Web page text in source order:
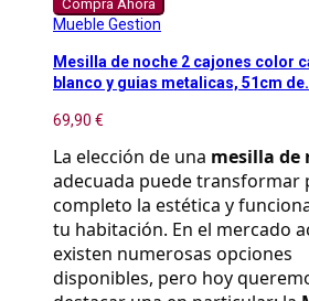
Compra Ahora
Mueble Gestion
Mesilla de noche 2 cajones color
blanco y guias metalicas, 51cm
69,90 €
La elección de una mesilla de
adecuada puede transformar
completo la estética y
tu habitación. En el mercado
existen numerosas opciones
disponibles, pero hoy